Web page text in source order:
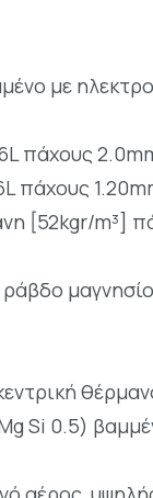
με
πάχους
πάχους
[52kgr/m³]
ράβδο
Si 0.5)